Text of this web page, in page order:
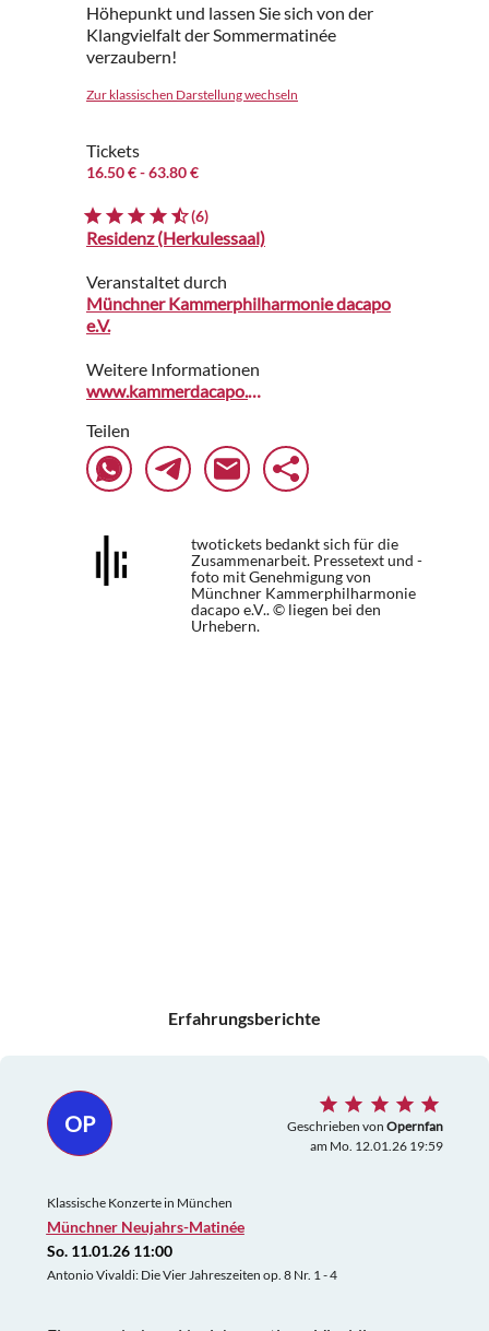
Höhepunkt und lassen Sie sich von der
Klangvielfalt der Sommermatinée
verzaubern!
Zur klassischen Darstellung wechseln
Tickets
16.50 €- 63.80 €
(6)
Residenz (Herkulessaal)
Veranstaltet durch
Münchner Kammerphilharmonie dacapo
e.V.
Weitere Informationen
www.kammerdacapo.de
Teilen
twotickets bedankt sich für die
Zusammenarbeit. Pressetext und -
foto mit Genehmigung von
Münchner Kammerphilharmonie
dacapo e.V.. © liegen bei den
Urhebern.
Erfahrungsberichte
OP Geschrieben von Opernfan
am Mo. 12.01.26 19:59
Klassische Konzerte in München
Münchner Neujahrs-Matinée
So. 11.01.26 11:00
Antonio Vivaldi: Die Vier Jahreszeiten op. 8 Nr. 1 - 4